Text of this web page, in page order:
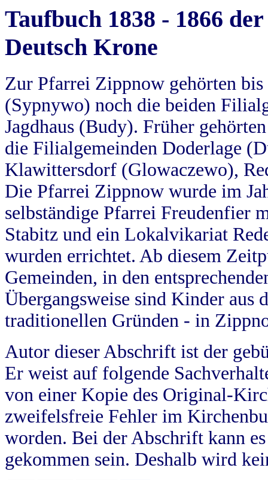
Taufbuch 1838 - 1866
Deutsch Krone
Zur Pfarrei Zippnow gehörten
(Sypnywo) noch die beiden
Jagdhaus (Budy). Früher
die Filialgemeinden Doderlage
Klawittersdorf (Glowaczewo),
Die Pfarrei Zippnow wurde im
selbständige Pfarrei Freudenfier
Stabitz und ein Lokalvikariat
wurden errichtet. Ab diesem
Gemeinden, in den
Übergangsweise sind Kinder aus
traditionellen Gründen - in
Autor dieser Abschrift ist der
Er weist auf folgende
von einer Kopie des Original-
zweifelsfreie Fehler im
worden. Bei der Abschrift kann
gekommen sein. Deshalb wird